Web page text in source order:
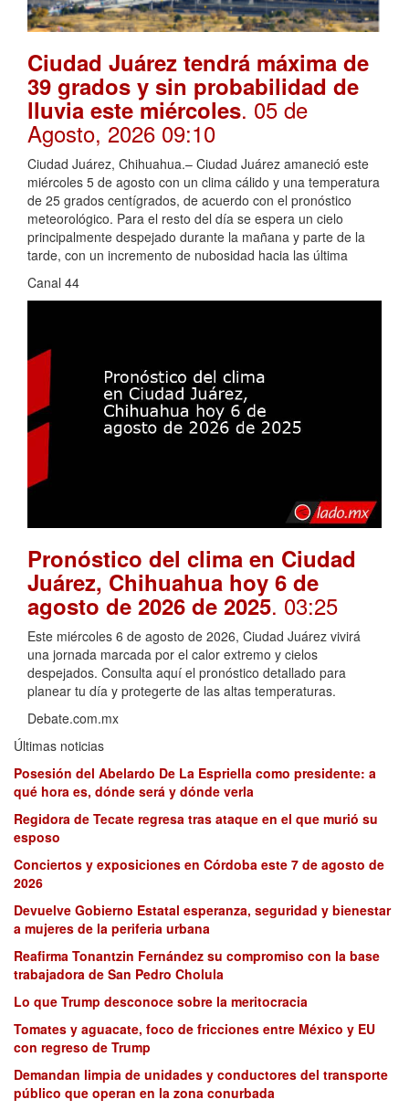
Ciudad Juárez tendrá máxima de
39 grados y sin probabilidad de
lluvia este miércoles. 05 de
Agosto, 2026 09:10
Ciudad Juárez, Chihuahua.– Ciudad Juárez amaneció este
miércoles 5 de agosto con un clima cálido y una temperatura
de 25 grados centígrados, de acuerdo con el pronóstico
meteorológico. Para el resto del día se espera un cielo
principalmente despejado durante la mañana y parte de la
tarde, con un incremento de nubosidad hacia las última
Canal 44
Pronóstico del clima en Ciudad
Juárez, Chihuahua hoy 6 de
agosto de 2026 de 2025. 03:25
Este miércoles 6 de agosto de 2026, Ciudad Juárez vivirá
una jornada marcada por el calor extremo y cielos
despejados. Consulta aquí el pronóstico detallado para
planear tu día y protegerte de las altas temperaturas.
Debate.com.mx
Últimas noticias
Posesión del Abelardo De La Espriella como presidente: a
qué hora es, dónde será y dónde verla
Regidora de Tecate regresa tras ataque en el que murió su
esposo
Conciertos y exposiciones en Córdoba este 7 de agosto de
2026
Devuelve Gobierno Estatal esperanza, seguridad y bienestar
a mujeres de la periferia urbana
Reafirma Tonantzin Fernández su compromiso con la base
trabajadora de San Pedro Cholula
Lo que Trump desconoce sobre la meritocracia
Tomates y aguacate, foco de fricciones entre México y EU
con regreso de Trump
Demandan limpia de unidades y conductores del transporte
público que operan en la zona conurbada